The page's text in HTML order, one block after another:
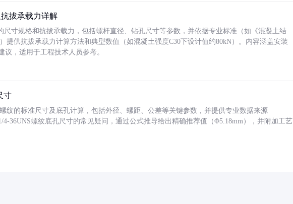
拔承载力详解
尺寸规格和抗拔承载力，包括螺杆直径、钻孔尺寸等参数，并依据专业标准（如《混凝土结
提供抗拔承载力计算方法和典型数值（如混凝土强度C30下设计值约80kN）。内容涵盖安装
，适用于工程技术人员参考。
寸
纹的标准尺寸及底孔计算，包括外径、螺距、公差等关键参数，并提供专业数据来源
4-36UNS螺纹底孔尺寸的常见疑问，通过公式推导给出精确推荐值（Φ5.18mm），并附加工艺